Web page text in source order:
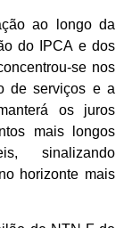
ao longo da
do IPCA e dos
se nos
de serviços e a
os juros
mais longos
sinalizando
horizonte mais